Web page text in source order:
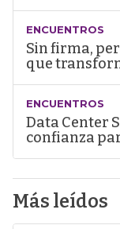
ENCUENTROS
Sin firma,
que
ENCUENTROS
Data Center
confianza
Más leídos